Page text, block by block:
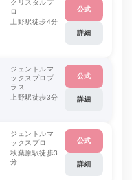
クリスタルプ
ロ
上野駅徒歩4分
公式
詳細
ジェントルマ
ックスプロプ
ラス
上野駅徒歩3分
公式
詳細
ジェントルマ
ックスプロ
秋葉原駅徒歩3
分
公式
詳細